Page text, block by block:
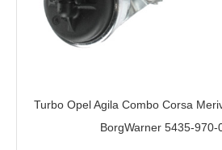
Turbo Opel Agila Combo Corsa
BorgWarner 5435-970-